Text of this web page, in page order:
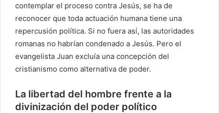
contemplar el proceso contra Jesús, se ha de
reconocer que toda actuación humana tiene una
repercusión política. Si no fuera así, las autoridades
romanas no habrían condenado a Jesús. Pero el
evangelista Juan excluía una concepción del
cristianismo como alternativa de poder.
La libertad del hombre frente a la
divinización del poder político